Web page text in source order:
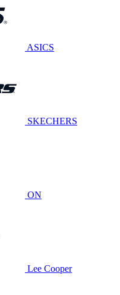
ASICS
SKECHERS
ON
Lee Cooper